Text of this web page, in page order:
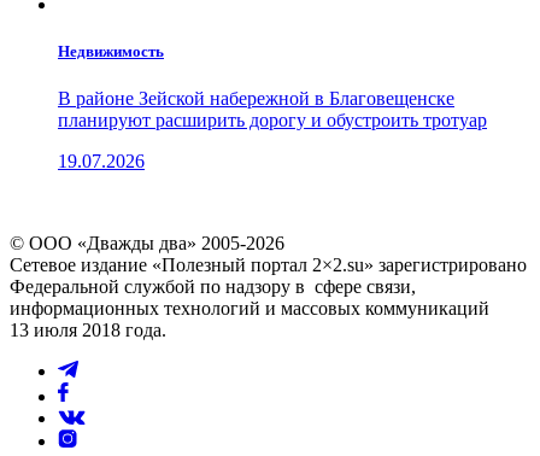
Недвижимость
В районе Зейской набережной в Благовещенске
планируют расширить дорогу и обустроить тротуар
19.07.2026
© ООО «Дважды два» 2005-2026
Сетевое издание «Полезный портал 2×2.su» зарегистрировано
Федеральной службой по надзору в сфере связи,
информационных технологий и массовых коммуникаций
13 июля 2018 года.